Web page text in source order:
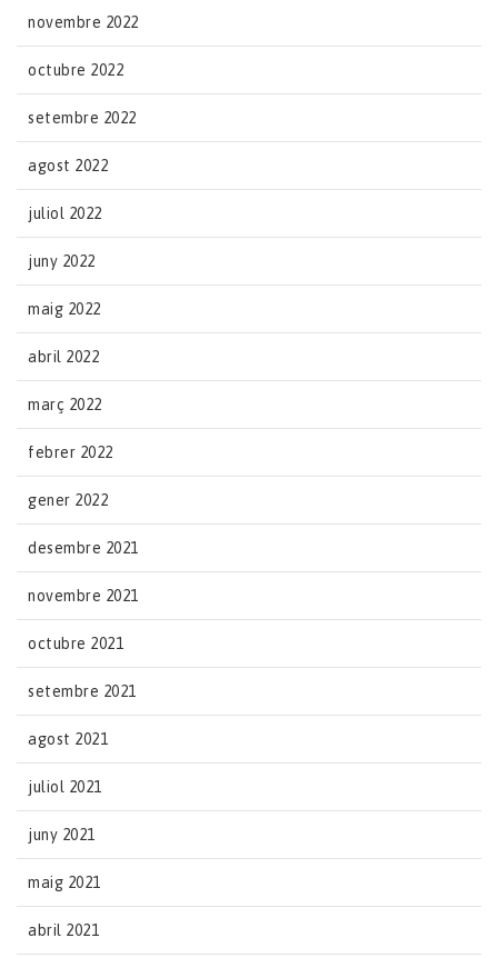
novembre 2022
octubre 2022
setembre 2022
agost 2022
juliol 2022
juny 2022
maig 2022
abril 2022
març 2022
febrer 2022
gener 2022
desembre 2021
novembre 2021
octubre 2021
setembre 2021
agost 2021
juliol 2021
juny 2021
maig 2021
abril 2021